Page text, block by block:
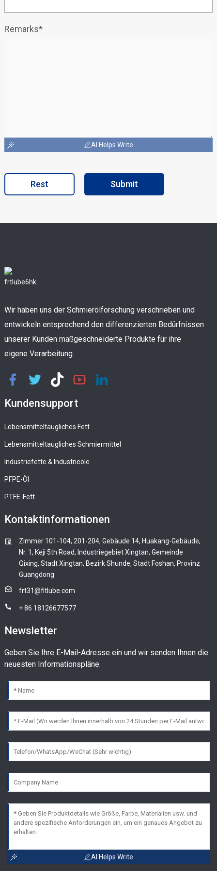
Remarks*
AI Helps Write
Rest Submit
Wir haben uns der Schmierölforschung verschrieben und
entwickeln entsprechend den differenzierten Bedürfnissen
unserer Kunden maßgeschneiderte Produkte für ihre
eigene Verarbeitung.
Kundensupport
Lebensmitteltaugliches Fett
Lebensmitteltaugliches Schmiermittel
Industriefette & Industrieöle
PFPE-Öl
PTFE-Fett
Kontaktinformationen
Zimmer 101-104, 201-204, Gebäude 14, Huakang-Gebäude,
Nr. 1, Keji 5th Road, Industriegebiet Xingtan, Gemeinde
Qixing, Stadt Xingtan, Bezirk Shunde, Stadt Foshan, Provinz
Guangdong
frt31@fitlube.com
+ 86 18126677577
Newsletter
Geben Sie Ihre E-Mail-Adresse ein und wir senden Ihnen die
neuesten Informationspläne.
AI Helps Write